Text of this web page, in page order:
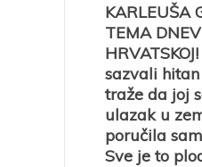
KARLEUŠA
TEMA
sazvali
traže da joj
ulazak u
poručila
Sve je to